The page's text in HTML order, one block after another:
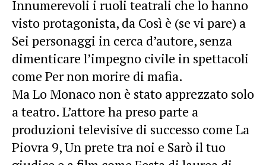
Innumerevoli i ruoli teatrali che lo hanno
visto protagonista, da Così è (se vi pare) a
Sei personaggi in cerca d’autore, senza
dimenticare l’impegno civile in spettacoli
come Per non morire di mafia.
Ma Lo Monaco non è stato apprezzato solo
a teatro. L’attore ha preso parte a
produzioni televisive di successo come La
Piovra 9, Un prete tra noi e Sarò il tuo